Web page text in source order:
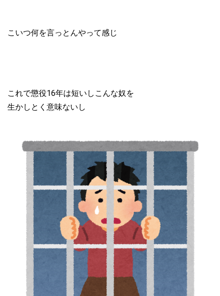
こいつ何を言っとんやって感じ
これで懲役16年は短いしこんな奴を
生かしとく意味ないし